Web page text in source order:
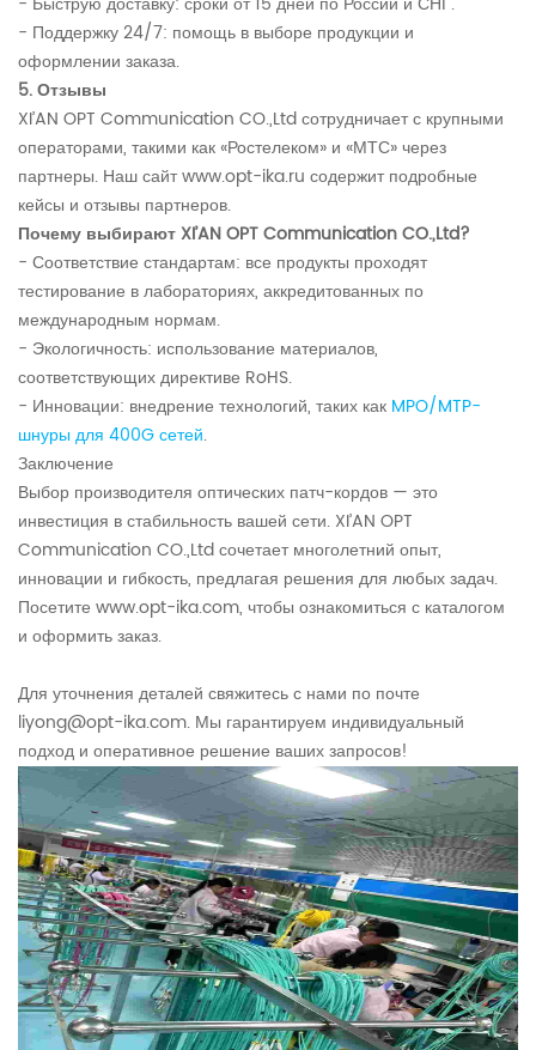
- Поддержку 24/7: помощь в выборе продукции и
оформлении заказа.
5. Отзывы
XI’AN OPT Communication CO.,Ltd сотрудничает с крупными
операторами, такими как «Ростелеком» и «МТС» через
партнеры. Наш сайт www.opt-ika.ru содержит подробные
кейсы и отзывы партнеров.
Почему выбирают XI’AN OPT Communication CO.,Ltd?
- Соответствие стандартам: все продукты проходят
тестирование в лабораториях, аккредитованных по
международным нормам.
- Экологичность: использование материалов,
соответствующих директиве RoHS.
- Инновации: внедрение технологий, таких как MPO/MTP-
шнуры для 400G сетей.
Заключение
Выбор производителя оптических патч-кордов — это
инвестиция в стабильность вашей сети. XI’AN OPT
Communication CO.,Ltd сочетает многолетний опыт,
инновации и гибкость, предлагая решения для любых задач.
Посетите www.opt-ika.com, чтобы ознакомиться с каталогом
и оформить заказ.
Для уточнения деталей свяжитесь с нами по почте
liyong@opt-ika.com. Мы гарантируем индивидуальный
подход и оперативное решение ваших запросов!